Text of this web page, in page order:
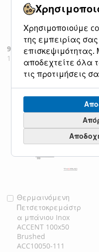
α μπάνιου Inox
ACCENT 176x50
Brushed
ACC17650-111
Ειδική
Τιμή
960,00 € Κανονική τιμή
1.190,40 €
Καλάθι
ΣΤΗ
Θερμαινόμενη
Πετσετοκρεμάστρ
α μπάνιου Inox
ACCENT 100x50
Brushed
ACC10050-111
Προσθήκη
στο
Καλάθι
Χρησιμοποιούμε
της εμπειρίας
επισκεψιμότητας.
αποδεχτείτε όλα
τις προτιμήσεις